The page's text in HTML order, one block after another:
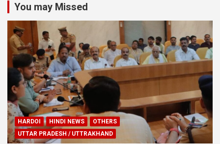
You may Missed
HARDOI HINDI NEWS
OTHERS
UTTAR PRADESH / UTTRAKHAND